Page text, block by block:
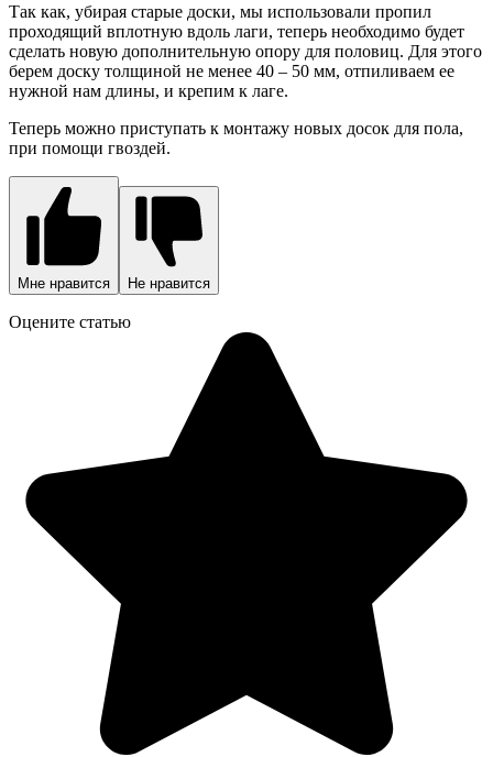
Так как, убирая старые доски, мы использовали пропил
проходящий вплотную вдоль лаги, теперь необходимо будет
сделать новую дополнительную опору для половиц. Для этого
берем доску толщиной не менее 40 – 50 мм, отпиливаем ее
нужной нам длины, и крепим к лаге.
Теперь можно приступать к монтажу новых досок для пола,
при помощи гвоздей.
Мне нравится Не нравится
Оцените статью